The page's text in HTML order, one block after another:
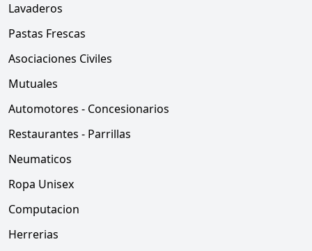
Lavaderos
Pastas Frescas
Asociaciones Civiles
Mutuales
Automotores - Concesionarios
Restaurantes - Parrillas
Neumaticos
Ropa Unisex
Computacion
Herrerias